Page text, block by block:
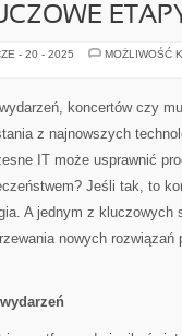
- 20 - 2025
MOŻLIWOŚĆ
koncertów czy
z najnowszych
IT może usprawnić
Jeśli tak, to
A jednym z kluczowych
nowych